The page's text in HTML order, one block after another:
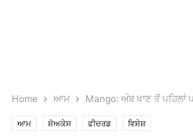
Home ਆਮ Mango: ਅੰਬ ਖਾਣ ਤੋਂ ਪਹਿਲਾਂ
ਆਮ ਸ਼ੋਅਕੇਸ ਫੀਚਰਡ ਵਿਸ਼ੇਸ਼